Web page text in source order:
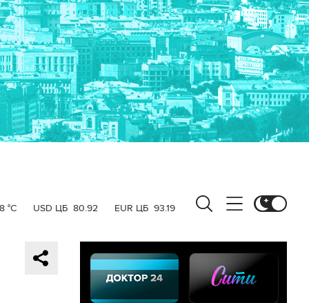
°C USD ЦБ 80.92 EUR ЦБ 93.19